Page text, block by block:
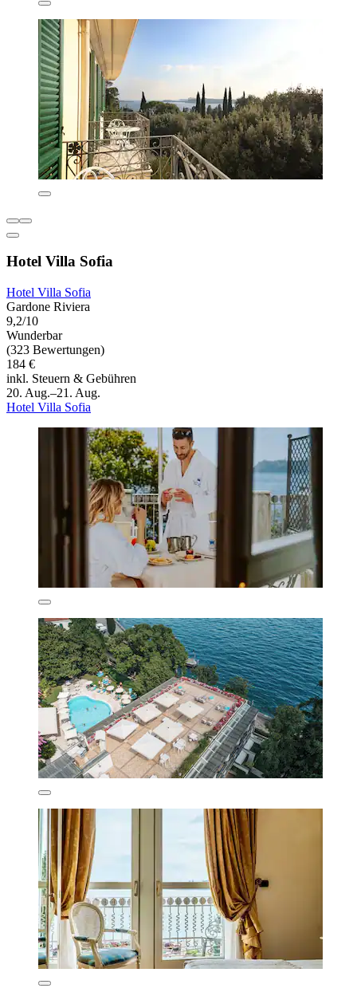
Hotel Villa Sofia
Hotel Villa Sofia
Gardone Riviera
9,2/10
Wunderbar
(323 Bewertungen)
184 €
inkl. Steuern & Gebühren
20. Aug.–21. Aug.
Hotel Villa Sofia